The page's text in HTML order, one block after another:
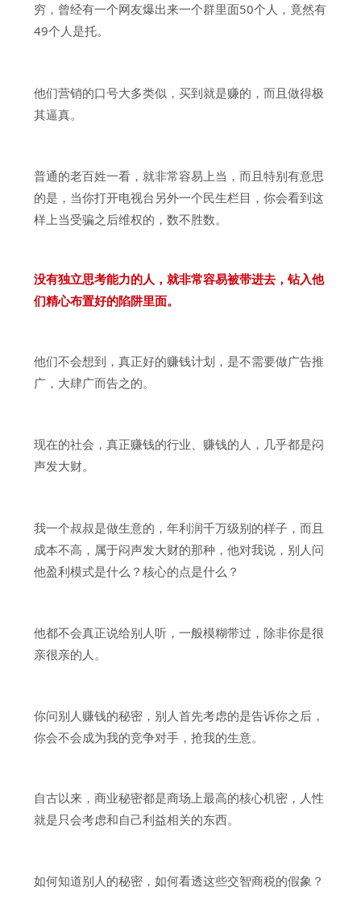
穷，曾经有一个网友爆出来一个群里面50个人，竟然有
49个人是托。
他们营销的口号大多类似，买到就是赚的，而且做得极
其逼真。
普通的老百姓一看，就非常容易上当，而且特别有意思
的是，当你打开电视台另外一个民生栏目，你会看到这
样上当受骗之后维权的，数不胜数。
没有独立思考能力的人，就非常容易被带进去，钻入他
们精心布置好的陷阱里面。
他们不会想到，真正好的赚钱计划，是不需要做广告推
广，大肆广而告之的。
现在的社会，真正赚钱的行业、赚钱的人，几乎都是闷
声发大财。
我一个叔叔是做生意的，年利润千万级别的样子，而且
成本不高，属于闷声发大财的那种，他对我说，别人问
他盈利模式是什么？核心的点是什么？
他都不会真正说给别人听，一般模糊带过，除非你是很
亲很亲的人。
你问别人赚钱的秘密，别人首先考虑的是告诉你之后，
你会不会成为我的竞争对手，抢我的生意。
自古以来，商业秘密都是商场上最高的核心机密，人性
就是只会考虑和自己利益相关的东西。
如何知道别人的秘密，如何看透这些交智商税的假象？